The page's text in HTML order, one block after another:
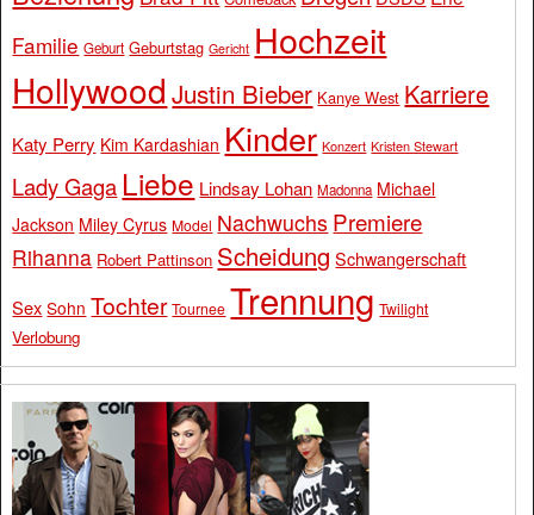
Familie Geburt Geburtstag Gericht Hochzeit
Hollywood Justin Bieber Kanye West Karriere
Katy Perry Kim Kardashian Kinder Konzert Kristen Stewart
Lady Gaga Liebe Lindsay Lohan Madonna Michael
Jackson Miley Cyrus Model Nachwuchs Premiere
Rihanna Robert Pattinson Scheidung Schwangerschaft
Sex Sohn Tochter Tournee Trennung Twilight
Verlobung